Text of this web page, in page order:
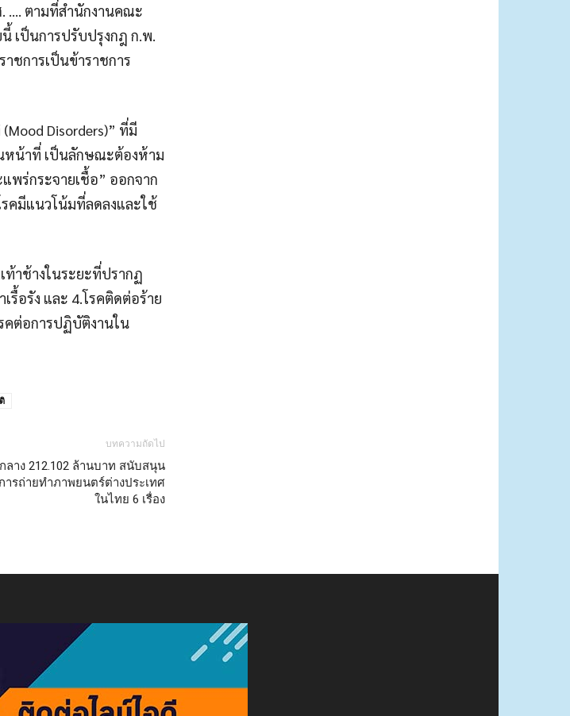
…. ตามที่สำนักงานคณะ
เป็นการปรับปรุงกฎ ก.พ.
ชการเป็นข้าราชการ
Disorders)” ที่มี
หน้าที่ เป็นลักษณะต้องห้าม
พร่กระจายเชื้อ” ออกจาก
คมีแนวโน้มที่ลดลงและใช้
าช้างในระยะที่ปรากฏ
รื้อรัง และ 4.โรคติดต่อร้าย
คต่อการปฏิบัติงานใน
บทความถัดไป
ลาง 212.102 ล้านบาท สนับสนุน
ารถ่ายทำภาพยนตร์ต่างประเทศ
ในไทย 6 เรื่อง